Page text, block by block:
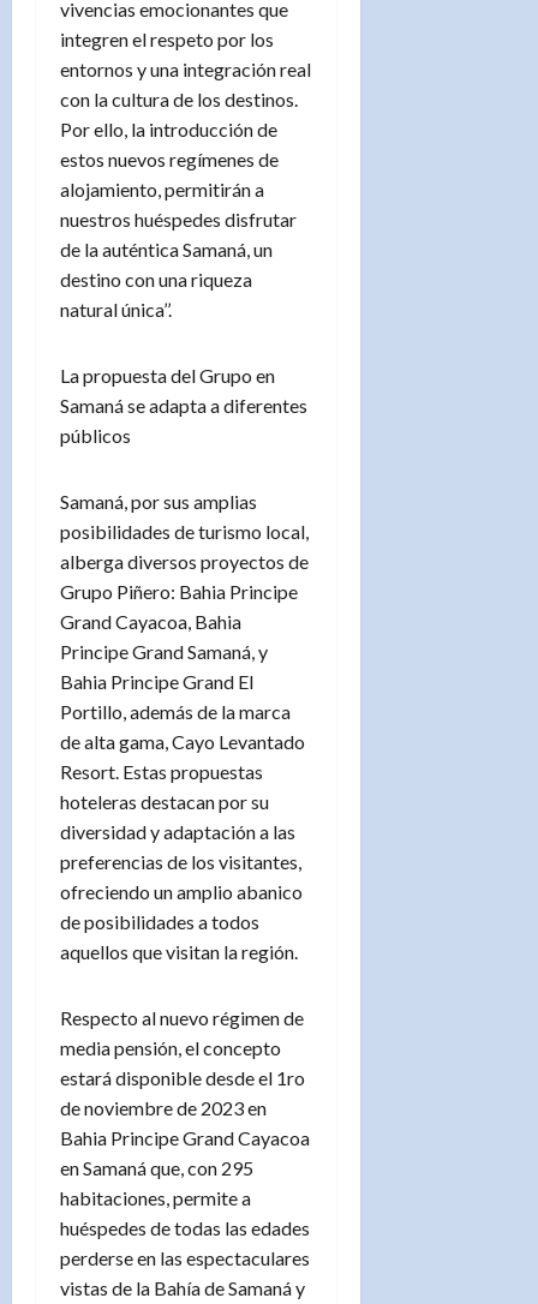
vivencias emocionantes que
integren el respeto por los
entornos y una integración real
con la cultura de los destinos.
Por ello, la introducción de
estos nuevos regímenes de
alojamiento, permitirán a
nuestros huéspedes disfrutar
de la auténtica Samaná, un
destino con una riqueza
natural única’’.
La propuesta del Grupo en
Samaná se adapta a diferentes
públicos
Samaná, por sus amplias
posibilidades de turismo local,
alberga diversos proyectos de
Grupo Piñero: Bahia Principe
Grand Cayacoa, Bahia
Principe Grand Samaná, y
Bahia Principe Grand El
Portillo, además de la marca
de alta gama, Cayo Levantado
Resort. Estas propuestas
hoteleras destacan por su
diversidad y adaptación a las
preferencias de los visitantes,
ofreciendo un amplio abanico
de posibilidades a todos
aquellos que visitan la región.
Respecto al nuevo régimen de
media pensión, el concepto
estará disponible desde el 1ro
de noviembre de 2023 en
Bahia Principe Grand Cayacoa
en Samaná que, con 295
habitaciones, permite a
huéspedes de todas las edades
perderse en las espectaculares
vistas de la Bahía de Samaná y